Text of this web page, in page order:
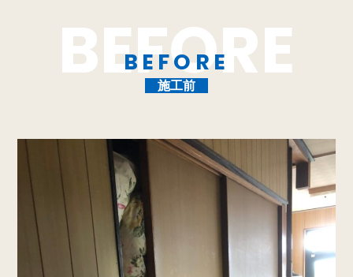
BEFORE
施工前